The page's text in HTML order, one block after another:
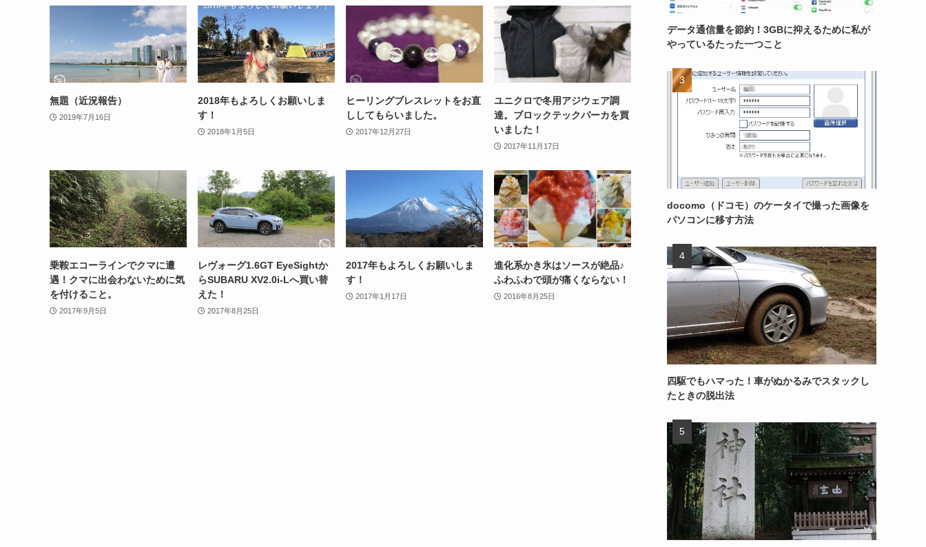
無題（近況報告）
2019年7月16日
2018年もよろしくお願いしま
す！
2018年1月5日
ヒーリングブレスレットをお直
ししてもらいました。
2017年12月27日
ユニクロで冬用アジウェア調
達。ブロックテックパーカを買
いました！
2017年11月17日
乗鞍エコーラインでクマに遭
遇！クマに出会わないために気
を付けること。
2017年9月5日
レヴォーグ1.6GT EyeSightか
らSUBARU XV2.0i-Lへ買い替
えた！
2017年8月25日
2017年もよろしくお願いしま
す！
2017年1月17日
進化系かき氷はソースが絶品♪
ふわふわで頭が痛くならない！
2016年8月25日
データ通信量を節約！3GBに抑えるために私が
やっているたった一つこと
docomo（ドコモ）のケータイで撮った画像を
パソコンに移す方法
四駆でもハマった！車がぬかるみでスタックし
たときの脱出法